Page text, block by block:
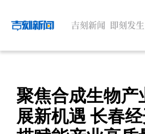
聚焦合成生物产
展新机遇 长春